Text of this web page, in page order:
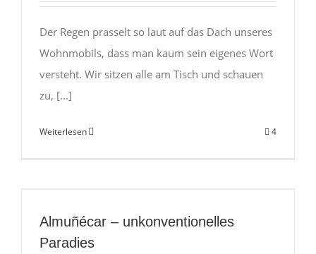
Der Regen prasselt so laut auf das Dach unseres
Wohnmobils, dass man kaum sein eigenes Wort
versteht. Wir sitzen alle am Tisch und schauen
zu, [...]
Weiterlesen 4
Almuñécar – unkonventionelles
Paradies